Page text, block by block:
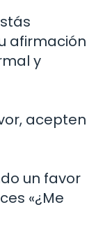
afirmación
y
acepten
un favor
«¿Me